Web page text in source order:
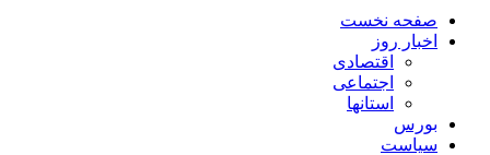
صفحه نخست
اخبار روز
اقتصادی
اجتماعی
استانها
بورس
سیاست